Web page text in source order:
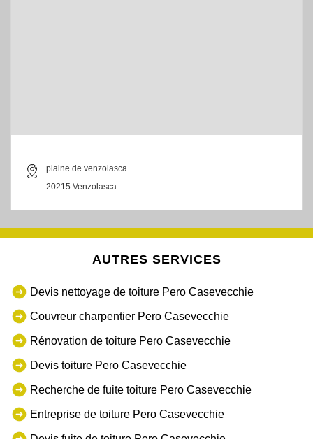
plaine de venzolasca
20215 Venzolasca
AUTRES SERVICES
Devis nettoyage de toiture Pero Casevecchie
Couvreur charpentier Pero Casevecchie
Rénovation de toiture Pero Casevecchie
Devis toiture Pero Casevecchie
Recherche de fuite toiture Pero Casevecchie
Entreprise de toiture Pero Casevecchie